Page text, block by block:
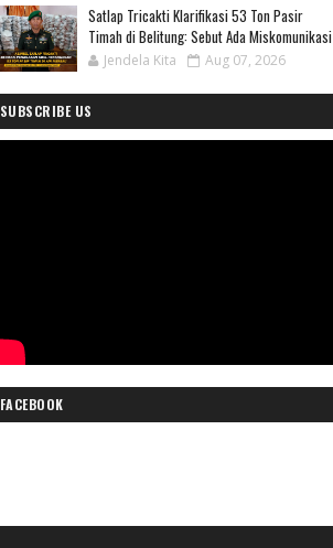
Satlap Tricakti Klarifikasi 53 Ton Pasir
Timah di Belitung: Sebut Ada Miskomunikasi
Jendela Kita Aug 07, 2026
SUBSCRIBE US
FACEBOOK